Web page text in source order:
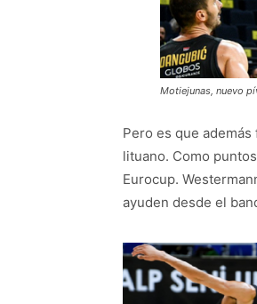
Motiejunas, nuevo
Pero es que
lituano. Como
Eurocup.
ayuden desde el